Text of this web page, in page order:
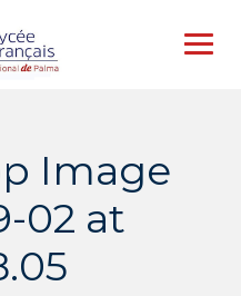
Image
02 at